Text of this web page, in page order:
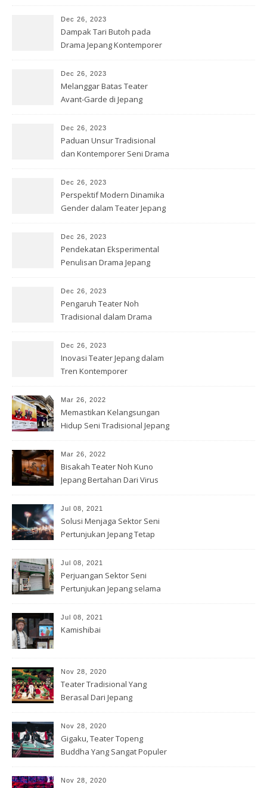
Dec 26, 2023
Dampak Tari Butoh pada
Drama Jepang Kontemporer
Dec 26, 2023
Melanggar Batas Teater
Avant-Garde di Jepang
Dec 26, 2023
Paduan Unsur Tradisional
dan Kontemporer Seni Drama
Dec 26, 2023
Perspektif Modern Dinamika
Gender dalam Teater Jepang
Dec 26, 2023
Pendekatan Eksperimental
Penulisan Drama Jepang
Dec 26, 2023
Pengaruh Teater Noh
Tradisional dalam Drama
Dec 26, 2023
Inovasi Teater Jepang dalam
Tren Kontemporer
Mar 26, 2022
Memastikan Kelangsungan
Hidup Seni Tradisional Jepang
Mar 26, 2022
Bisakah Teater Noh Kuno
Jepang Bertahan Dari Virus
Jul 08, 2021
Solusi Menjaga Sektor Seni
Pertunjukan Jepang Tetap
Jul 08, 2021
Perjuangan Sektor Seni
Pertunjukan Jepang selama
Jul 08, 2021
Kamishibai
Nov 28, 2020
Teater Tradisional Yang
Berasal Dari Jepang
Nov 28, 2020
Gigaku, Teater Topeng
Buddha Yang Sangat Populer
Nov 28, 2020